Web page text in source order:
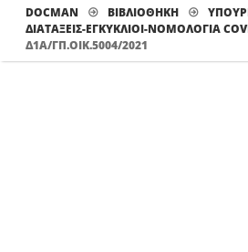
DOCMAN ΒΙΒΛΙΟΘΗΚΗ
ΔΙΑΤΆΞΕΙΣ-ΕΓΚΎΚΛΙΟΙ-ΝΟΜΟΛΟΓΊΑ
Δ1Α/ΓΠ.ΟΙΚ.5004/2021